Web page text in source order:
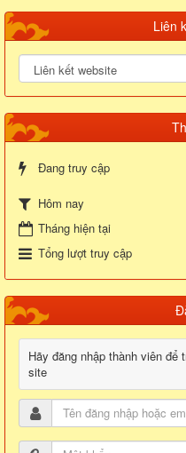
Liên
Đang truy cập
Hôm nay
Tháng hiện tại
Tổng lượt truy cập
Hãy đăng nhập thành viên
site